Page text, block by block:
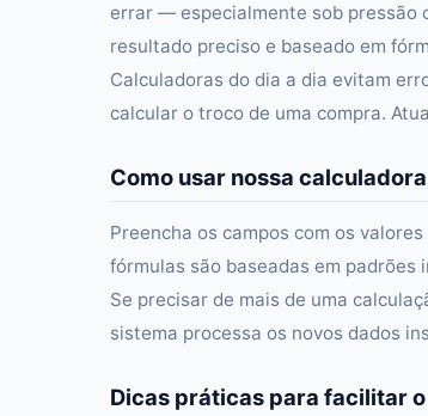
errar — especialmente sob pressão
resultado preciso e baseado em
Calculadoras do dia a dia evitam
calcular o troco de uma compra.
Como usar nossa
Preencha os campos com os
fórmulas são baseadas em
Se precisar de mais de uma
sistema processa os novos dados
Dicas práticas para facilitar o